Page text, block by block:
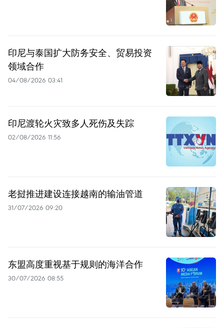
印尼与泰国扩大防务安全、贸易投资
领域合作
04/08/2026 03:41
印尼渡轮火灾致多人死伤及失踪
02/08/2026 11:56
老挝推进建设连接越南的输油管道
31/07/2026 09:20
东盟高度重视基于规则的海洋合作
30/07/2026 08:55